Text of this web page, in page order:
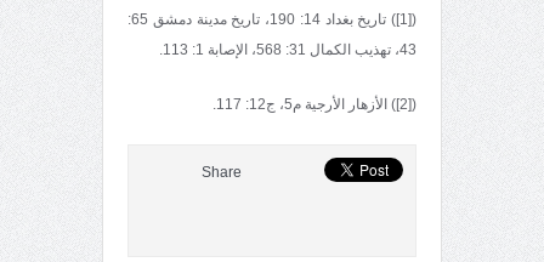
([1]) تاريخ بغداد 14: 190، تاريخ مدينة دمشق 65:
43، تهذيب الكمال 31: 568، الإصابة 1: 113.
([2]) الأزهار الأرجية م5، ج12: 117.
Share